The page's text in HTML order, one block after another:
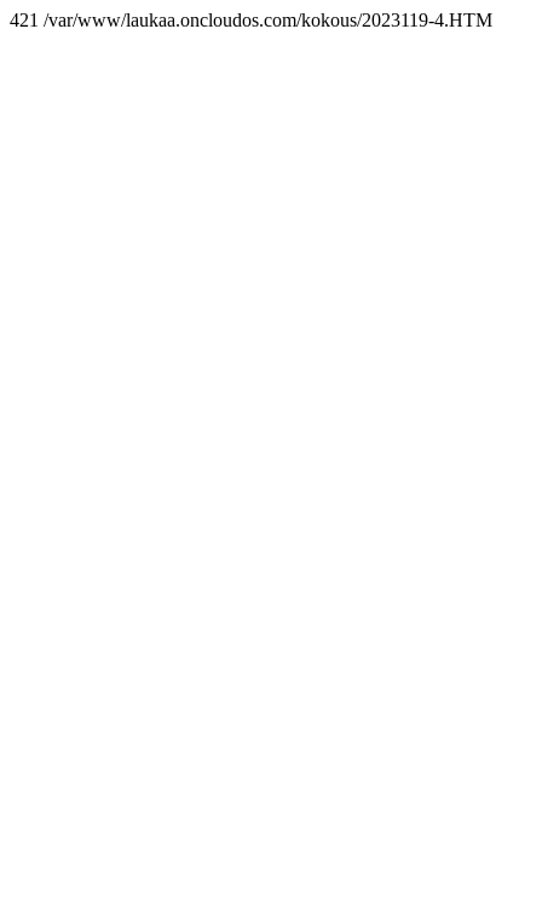
421 /var/www/laukaa.oncloudos.com/kokous/2023119-4.HTM